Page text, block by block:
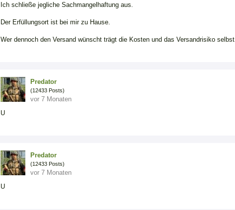
Ich schließe jegliche Sachmangelhaftung aus.
Der Erfüllungsort ist bei mir zu Hause.
Wer dennoch den Versand wünscht trägt die Kosten und das Versandrisiko selbst.
Predator
(12433 Posts)
vor 7 Monaten
U
Predator
(12433 Posts)
vor 7 Monaten
U